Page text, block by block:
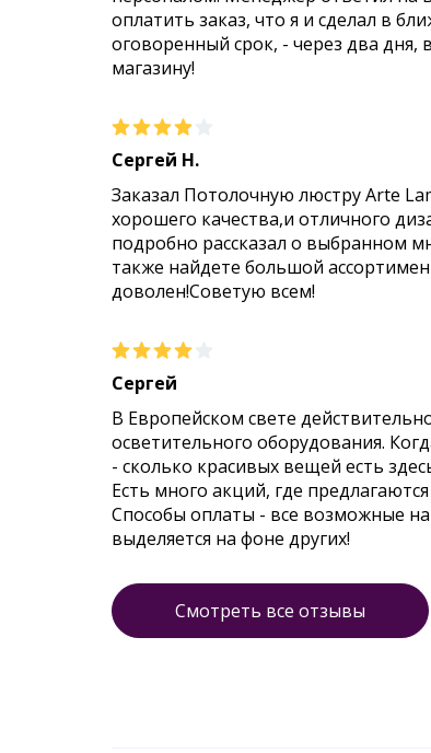
оплатить заказ, что я и сделал в
оговоренный срок, - через два дня,
магазину!
Сергей Н.
Заказал Потолочную люстру Arte
хорошего качества,и отличного
подробно рассказал о выбранном
также найдете большой
доволен!Советую всем!
Сергей
В Европейском свете
осветительного оборудования.
- сколько красивых вещей есть
Есть много акций, где
Способы оплаты - все возможные
выделяется на фоне других!
Смотреть все отзывы